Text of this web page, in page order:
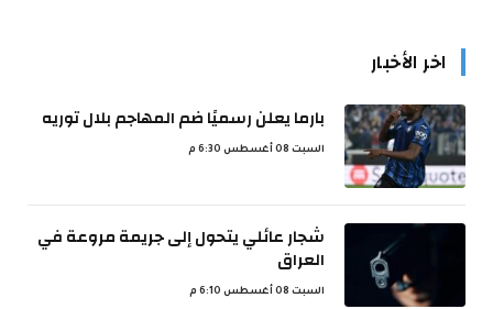
اخر الأخبار
بارما يعلن رسميًا ضم المهاجم بلال توريه
السبت 08 أغسطس 6:30 م
شجار عائلي يتحول إلى جريمة مروعة في
العراق
السبت 08 أغسطس 6:10 م